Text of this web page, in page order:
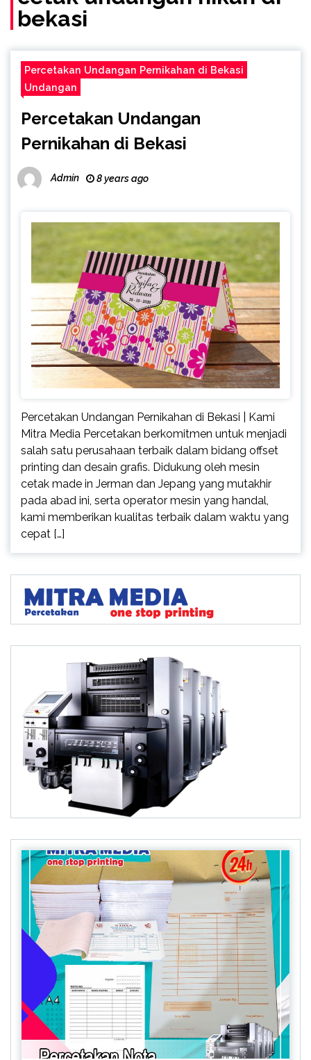
bekasi
Percetakan Undangan Pernikahan di Bekasi
Undangan
Percetakan Undangan
Pernikahan di Bekasi
Admin 8 years ago
Percetakan Undangan Pernikahan di Bekasi | Kami
Mitra Media Percetakan berkomitmen untuk menjadi
salah satu perusahaan terbaik dalam bidang offset
printing dan desain grafis. Didukung oleh mesin
cetak made in Jerman dan Jepang yang mutakhir
pada abad ini, serta operator mesin yang handal,
kami memberikan kualitas terbaik dalam waktu yang
cepat […]